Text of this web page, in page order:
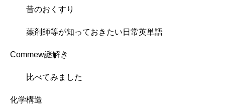
昔のおくすり
薬剤師等が知っておきたい日常英単語
Commew謎解き
比べてみました
化学構造